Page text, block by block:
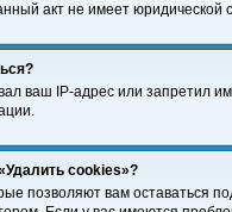
акт не имеет юридической
ваш IP-адрес или запретил
cookies»?
позволяют вам оставаться